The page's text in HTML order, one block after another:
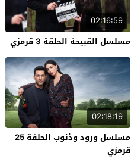
02:16:59
مسلسل القبيحة الحلقة 3 قرمزي
02:18:19
مسلسل ورود وذنوب الحلقة 25
قرمزي